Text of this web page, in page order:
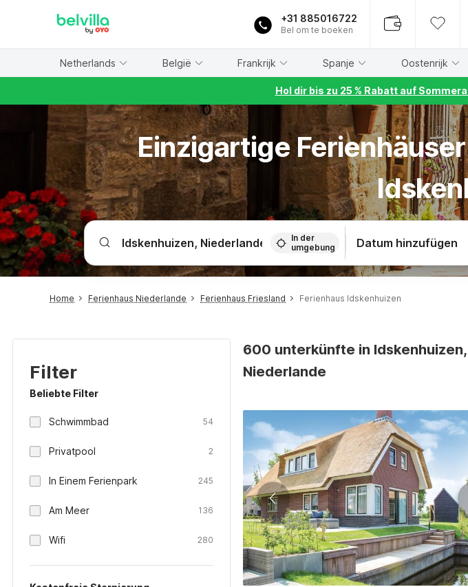
+31 885016722
Bel om te boeken
Netherlands België Frankrijk Spanje Oostenrijk
Hol dir bis zu 25 % Rabatt auf
Einzigartige
In der
umgebung
Datum hinzufügen
Home Ferienhaus Niederlande Ferienhaus Friesland Ferienhaus Idskenhuizen
Filter
Beliebte Filter
Schwimmbad 54
Privatpool 2
In Einem Ferienpark 245
Am Meer 136
Wifi 280
600 unterkünfte in Idskenhuizen,
Niederlande